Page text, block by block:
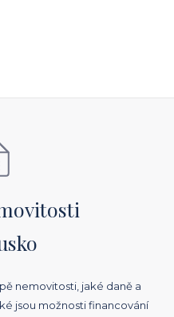
nemovitosti, jaké daně a
jsou možnosti financování